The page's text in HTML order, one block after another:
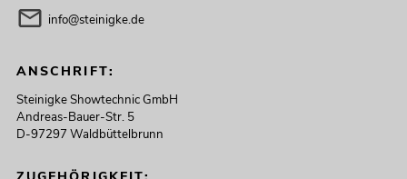
info@steinigke.de
ANSCHRIFT:
Steinigke Showtechnic GmbH
Andreas-Bauer-Str. 5
D-97297 Waldbüttelbrunn